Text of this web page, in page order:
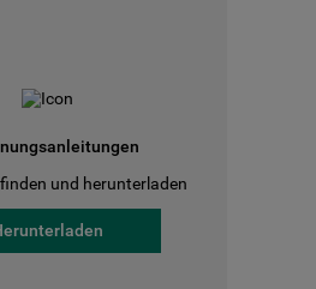
und herunterladen